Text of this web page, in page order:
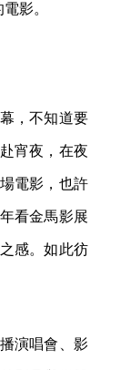
影。
，不知道要
宵夜，在夜
電影，也許
看金馬影展
感。如此彷
演唱會、影